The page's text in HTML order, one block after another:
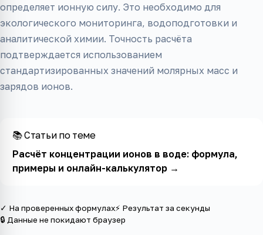
определяет ионную силу. Это необходимо для
экологического мониторинга, водоподготовки и
аналитической химии. Точность расчёта
подтверждается использованием
стандартизированных значений молярных масс и
зарядов ионов.
📚 Статьи по теме
Расчёт концентрации ионов в воде: формула,
примеры и онлайн-калькулятор→
✓ На проверенных формулах⚡ Результат за секунды
🔒 Данные не покидают браузер